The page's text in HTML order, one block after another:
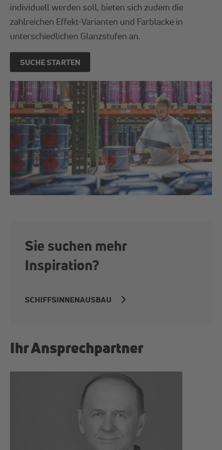
individuell werden soll, bieten sich zudem die
zahlreichen Effekt-Varianten und Farblacke in
unterschiedlichen Glanzstufen an.
SUCHE STARTEN
Sie suchen mehr
Inspiration?
SCHIFFSINNENAUSBAU
Ihr Ansprechpartner